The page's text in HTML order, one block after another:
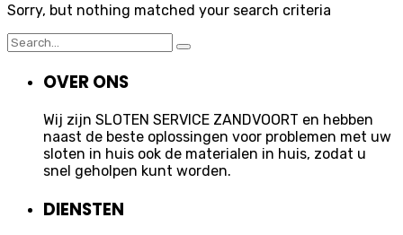
Sorry, but nothing matched your search criteria
Search
for:
OVER ONS
Wij zijn SLOTEN SERVICE ZANDVOORT en hebben
naast de beste oplossingen voor problemen met uw
sloten in huis ook de materialen in huis, zodat u
snel geholpen kunt worden.
DIENSTEN